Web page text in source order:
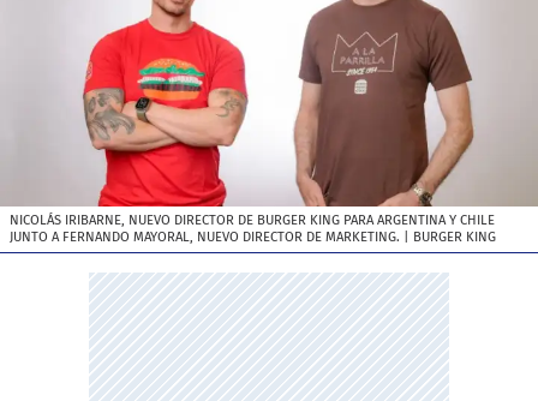
NICOLÁS IRIBARNE, NUEVO DIRECTOR DE BURGER KING PARA ARGENTINA Y CHILE
JUNTO A FERNANDO MAYORAL, NUEVO DIRECTOR DE MARKETING. | BURGER KING